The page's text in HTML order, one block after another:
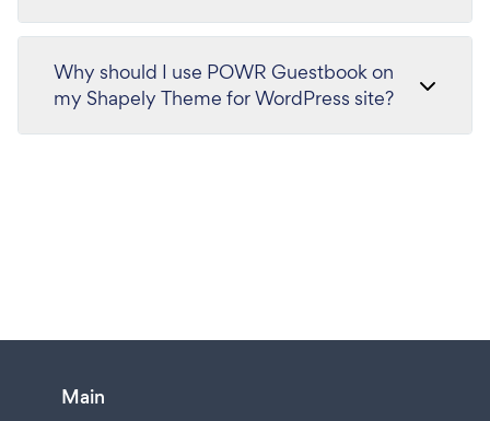
Why should I use POWR Guestbook on
my Shapely Theme for WordPress site?
Main